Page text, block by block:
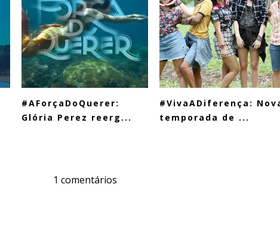
#AForçaDoQuerer:
Glória Perez reerg...
#VivaADiferença:
temporada de ...
1 comentários